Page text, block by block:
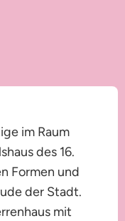
im Raum
des 16.
Formen und
der Stadt.
mit